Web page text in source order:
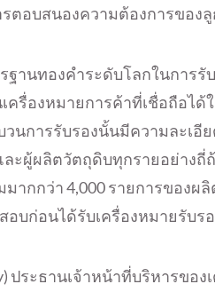
รตอบสนองความต้องการของ
ฐานทองคำระดับโลกในการรั
เครื่องหมายการค้าที่เชื่อถือไ
วนการรับรองนั้นมีความละเอี
ะผู้ผลิตวัตถุดิบทุกรายอย่างถี่
ากกว่า 4,000 รายการของผ
อบก่อนได้รับเครื่องหมายรับร
ประธานเจ้าหน้าที่บริหารของ